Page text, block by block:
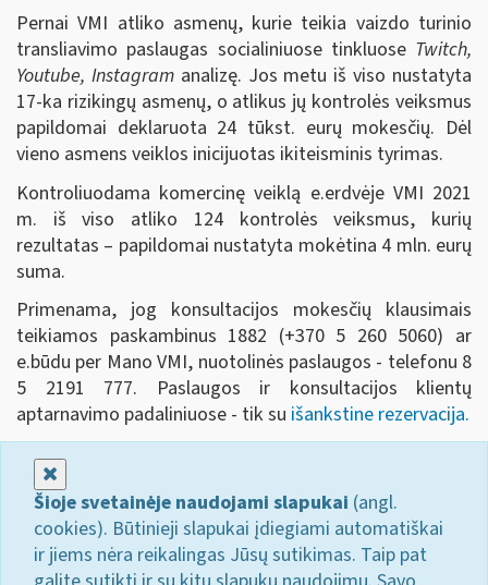
Pernai VMI atliko asmenų, kurie teikia vaizdo turinio
transliavimo paslaugas socialiniuose tinkluose Twitch,
Youtube, Instagramanalizę. Jos metu iš viso nustatyta
17-ka rizikingų asmenų, o atlikus jų kontrolės veiksmus
papildomai deklaruota 24 tūkst. eurų mokesčių. Dėl
vieno asmens veiklos inicijuotas ikiteisminis tyrimas.
Kontroliuodama komercinę veiklą e.erdvėje VMI 2021
m. iš viso atliko 124 kontrolės veiksmus, kurių
rezultatas – papildomai nustatyta mokėtina 4 mln. eurų
suma.
Primenama, jog konsultacijos mokesčių klausimais
teikiamos paskambinus 1882 (+370 5 260 5060) ar
e.būdu per Mano VMI, nuotolinės paslaugos - telefonu 8
5 2191 777. Paslaugos ir konsultacijos klientų
aptarnavimo padaliniuose - tik su išankstine rezervacija.
Šioje svetainėje naudojami slapukai (angl.
cookies). Būtinieji slapukai įdiegiami automatiškai
ir jiems nėra reikalingas Jūsų sutikimas. Taip pat